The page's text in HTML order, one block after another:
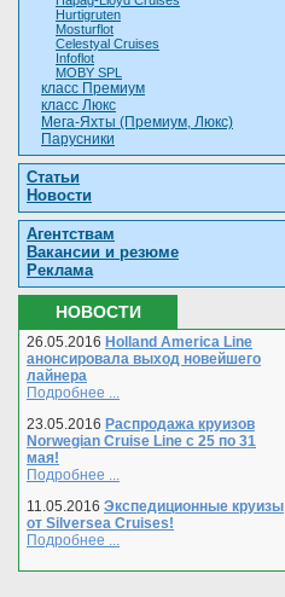
Hurtigruten
Mosturflot
Celestyal Cruises
Infoflot
MOBY SPL
класс Премиум
класс Люкс
Мега-Яхты (Премиум, Люкс)
Парусники
Статьи
Новости
Агентствам
Вакансии и резюме
Реклама
НОВОСТИ
26.05.2016 Holland America Line
анонсировала выход новейшего
лайнера
Подробнее ...
23.05.2016 Распродажа круизов
Norwegian Cruise Line с 25 по 31
мая!
Подробнее ...
11.05.2016 Экспедиционные круизы
от Silversea Cruises!
Подробнее ...